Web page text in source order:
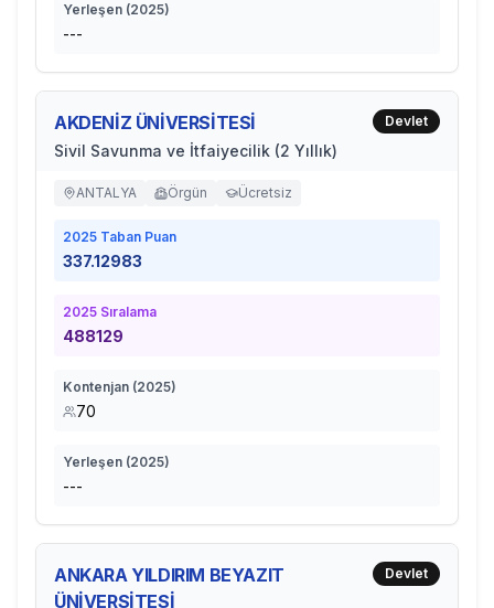
Yerleşen (2025)
---
AKDENİZ ÜNİVERSİTESİ
Sivil Savunma ve İtfaiyecilik (2 Yıllık)
Devlet
ANTALYA Örgün Ücretsiz
2025 Taban Puan
337.12983
2025 Sıralama
488129
Kontenjan (2025)
70
Yerleşen (2025)
---
ANKARA YILDIRIM BEYAZIT
ÜNİVERSİTESİ
Devlet